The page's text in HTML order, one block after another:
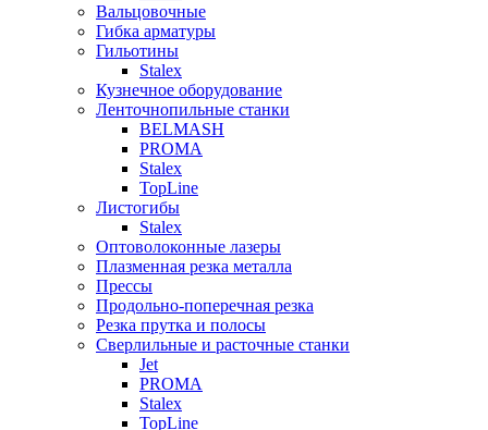
Вальцовочные
Гибка арматуры
Гильотины
Stalex
Кузнечное оборудование
Ленточнопильные станки
BELMASH
PROMA
Stalex
TopLine
Листогибы
Stalex
Оптоволоконные лазеры
Плазменная резка металла
Прессы
Продольно-поперечная резка
Резка прутка и полосы
Сверлильные и расточные станки
Jet
PROMA
Stalex
TopLine